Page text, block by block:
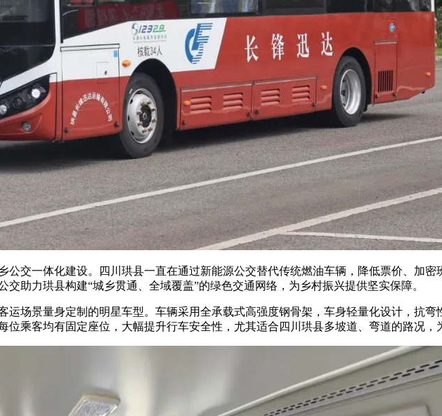
交一体化建设。四川珙县一直在通过新能源公交替代传统燃油车辆，降低票价、加
助力珙县构建“城乡贯通、全域覆盖”的绿色交通网络，为乡村振兴提供坚实保障。
运场景量身定制的明星车型。车辆采用全承载式高强度钢骨架，车身轻量化设计，抗弯
乘客均有固定座位，大幅提升行车安全性，尤其适合四川珙县多坡道、弯道的路况，